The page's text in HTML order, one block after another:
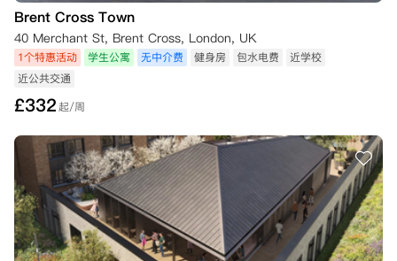
Brent Cross Town
40 Merchant St, Brent Cross, London, UK
1个特惠活动 学生公寓 无中介费 健身房 包水电费
近学校
近公共交通
£332起/周